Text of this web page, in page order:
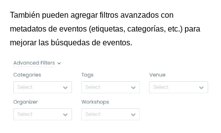
También pueden agregar filtros avanzados con
metadatos de eventos (etiquetas, categorías, etc.) para
mejorar las búsquedas de eventos.